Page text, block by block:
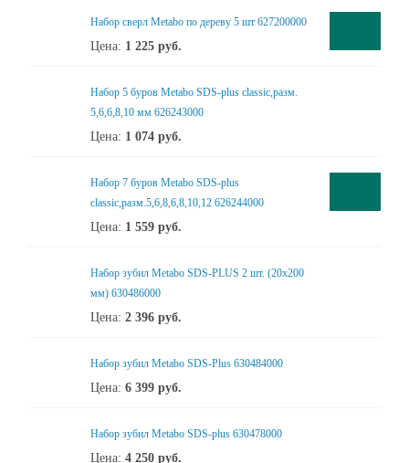
Набор сверл Metabo по дереву 5 шт 627200000
Цена: 1 225 руб.
Набор 5 буров Metabo SDS-plus classiс,разм.
5,6,6,8,10 мм 626243000
Цена: 1 074 руб.
Набор 7 буров Metabo SDS-plus
classic,разм.5,6,8,6,8,10,12 626244000
Цена: 1 559 руб.
Набор зубил Metabo SDS-PLUS 2 шт. (20х200
мм) 630486000
Цена: 2 396 руб.
Набор зубил Metabo SDS-Plus 630484000
Цена: 6 399 руб.
Набор зубил Metabo SDS-plus 630478000
Цена: 4 250 руб.